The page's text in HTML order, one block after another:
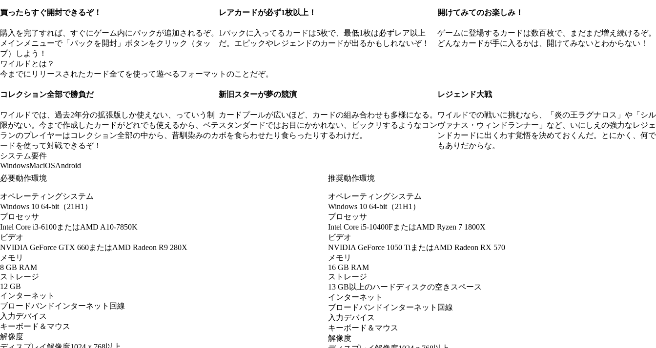
買ったらすぐ開封できるぞ！
購入を完了すれば、すぐにゲーム内にパックが追加されるぞ。
メインメニューで「パックを開封」ボタンをクリック（タッ
プ）しよう！
レアカードが必ず1枚以上！
1パックに入ってるカードは5枚で、最低1枚は必ずレア以上
だ。エピックやレジェンドのカードが出るかもしれないぞ！
開けてみてのお楽しみ！
ゲームに登場するカードは数百枚で、まだまだ増え続けるぞ。
どんなカードが手に入るかは、開けてみないとわからない！
ワイルドとは？
今までにリリースされたカード全てを使って遊べるフォーマットのことだぞ。
コレクション全部で勝負だ
ワイルドでは、過去2年分の拡張版しか使えない、っていう制
限がない。今まで作成したカードがどれでも使えるから、ベテ
ランのプレイヤーはコレクション全部の中から、昔馴染みのカ
ードを使って対戦できるぞ！
新旧スターが夢の競演
カードプールが広いほど、カードの組み合わせも多様になる。
スタンダードではお目にかかれない、ビックリするようなコン
ボを食らわせたり食らったりするわけだ。
レジェンド大戦
ワイルドでの戦いに挑むなら、「炎の王ラグナロス」や「シル
ヴァナス・ウィンドランナー」など、いにしえの強力なレジェ
ンドカードに出くわす覚悟を決めておくんだ。とにかく、何で
もありだからな。
システム要件
WindowsMaciOSAndroid
必要動作環境
オペレーティングシステム
Windows 10 64-bit（21H1）
プロセッサ
Intel Core i3-6100またはAMD A10-7850K
ビデオ
NVIDIA GeForce GTX 660またはAMD Radeon R9 280X
メモリ
8 GB RAM
ストレージ
12 GB
インターネット
ブロードバンドインターネット回線
入力デバイス
キーボード＆マウス
解像度
推奨動作環境
オペレーティングシステム
Windows 10 64-bit（21H1）
プロセッサ
Intel Core i5-10400FまたはAMD Ryzen 7 1800X
ビデオ
NVIDIA GeForce 1050 TiまたはAMD Radeon RX 570
メモリ
16 GB RAM
ストレージ
13 GB以上のハードディスクの空きスペース
インターネット
ブロードバンドインターネット回線
入力デバイス
キーボード＆マウス
解像度